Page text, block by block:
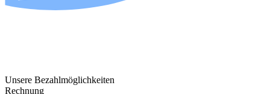
Unsere Bezahlmöglichkeiten
Rechnung